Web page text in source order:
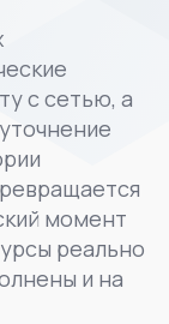
с сетью, а
момент
реально
и на